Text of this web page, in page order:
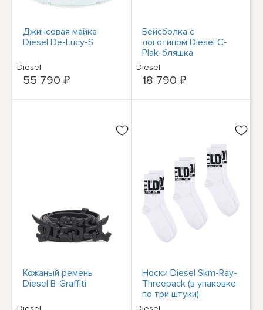
Джинсовая майка
Diesel De-Lucy-S
Diesel
55 790 ₽
Бейсболка с
логотипом Diesel C-
Plak-бляшка
Diesel
18 790 ₽
Кожаный ремень
Diesel B-Graffiti
Носки Diesel Skm-Ray-
Threepack (в упаковке
по три штуки)